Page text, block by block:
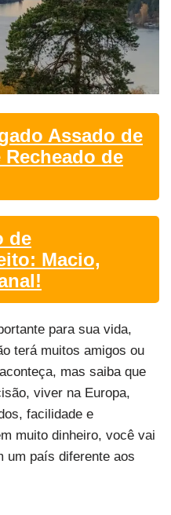
Assado de
de
de
Macio,
para sua vida,
terá muitos amigos ou
mas saiba que
viver na Europa,
facilidade e
muito dinheiro, você vai
um país diferente aos